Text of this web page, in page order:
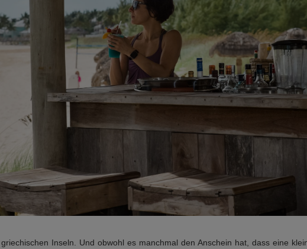
Inseln. Und obwohl es manchmal den Anschein hat, dass eine